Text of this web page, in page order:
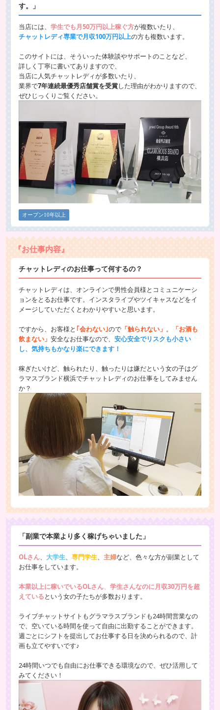
す。」
当店には、 学生でも月50万円以上稼ぐ方が複数いたり、
チャットレディ専業で月収100万円以上の方も複数います。
このサイトには、そういった体験談やサポートのことなど、
詳しく丁寧に書いてありますので、
当店に人気チャットレディが多数いたり、
業界で7年連続最優秀店舗賞を受賞した理由がわかりますので、
ぜひじっくりご覧ください。
オープン10年以上
『お仕事内容』
チャットレディのお仕事って何するの？
チャットレディは、オンラインで男性会員様とコミュニケーシ
ョンをとるお仕事です。インスタライブやツイキャスなどをイ
メージしていただくとわかりやすいと思います。
ですから、お客様と ｢会わない｣ので 「触られない」 。
「お酒も
飲まない」 安全なお仕事なので、 安心安全でリスクも小さい
し、気持ちもかなり楽にできます！
稼ぎたいけど、触られたり、触ったりは嫌だという女の子はグ
ラマスブランド横浜でチャットレディのお仕事をしてみません
か？
「副業で本業より多く稼げちゃいました」
OLさん 大学生 専門学生 主婦など、色々な方が副業として
お仕事をしています。
本業以上に稼いでいるOLさん
学生さんなのに月収30万円を超
えているという女の子たちが多数おります。
ライブチャットサイトもグラマラスブランドも24時間営業なの
で、空いている時間を使って自由に出勤することができます。
週ごとにシフトを提出してお仕事する日を決められるので、計
画も立てやすいです♪
24時間いつでも自由にお仕事できる環境なので、ぜひ活用して
みてください！